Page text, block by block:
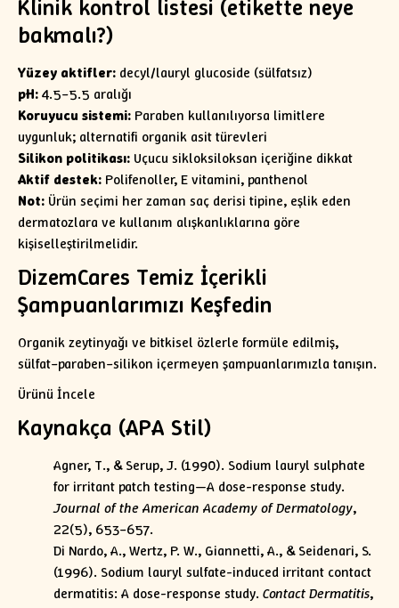
Klinik kontrol listesi (etikette neye
bakmalı?)
Yüzey aktifler: decyl/lauryl glucoside (sülfatsız)
pH:4.5–5.5 aralığı
Koruyucu sistemi: Paraben kullanılıyorsa limitlere
uygunluk; alternatifi organik asit türevleri
Silikon politikası: Uçucu sikloksiloksan içeriğine dikkat
Aktif destek: Polifenoller, E vitamini, panthenol
Not: Ürün seçimi her zaman saç derisi tipine, eşlik eden
dermatozlara ve kullanım alışkanlıklarına göre
kişiselleştirilmelidir.
DizemCares Temiz İçerikli
Şampuanlarımızı Keşfedin
Organik zeytinyağı ve bitkisel özlerle formüle edilmiş,
sülfat–paraben–silikon içermeyen şampuanlarımızla tanışın.
Ürünü İncele
Kaynakça (APA Stil)
Agner, T., & Serup, J. (1990). Sodium lauryl sulphate
for irritant patch testing—A dose-response study.
Journal of the American Academy of Dermatology,
22(5), 653–657.
Di Nardo, A., Wertz, P. W., Giannetti, A., & Seidenari, S.
(1996). Sodium lauryl sulfate-induced irritant contact
dermatitis: A dose-response study. Contact Dermatitis,